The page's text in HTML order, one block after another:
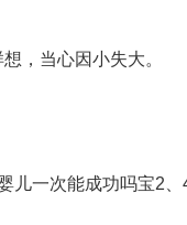
，当心因小失大。
儿一次能成功吗宝2、